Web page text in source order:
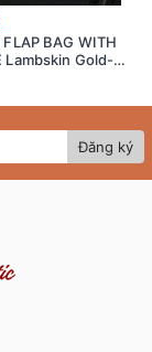
BAG WITH
Lambskin Gold-
Đăng ký